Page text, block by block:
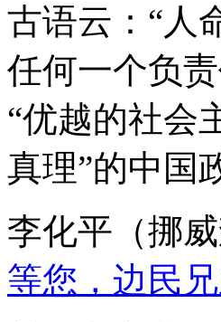
古语云：“人
任何一个负
“优越的社会
真理”的中国
李化平（挪威
等您，边民